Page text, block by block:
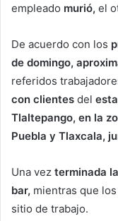
empleado murió, el
De acuerdo con los
de domingo,
referidos
con clientes del
Tlaltepango, en la
Puebla y Tlaxcala,
Una vez terminada
bar, mientras que los
sitio de trabajo.